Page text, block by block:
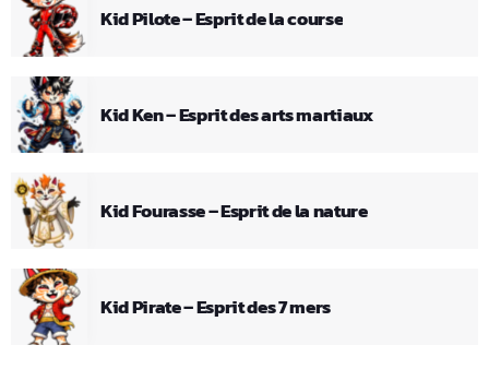
Kid Pilote – Esprit de la course
Kid Ken – Esprit des arts martiaux
Kid Fourasse – Esprit de la nature
Kid Pirate – Esprit des 7 mers